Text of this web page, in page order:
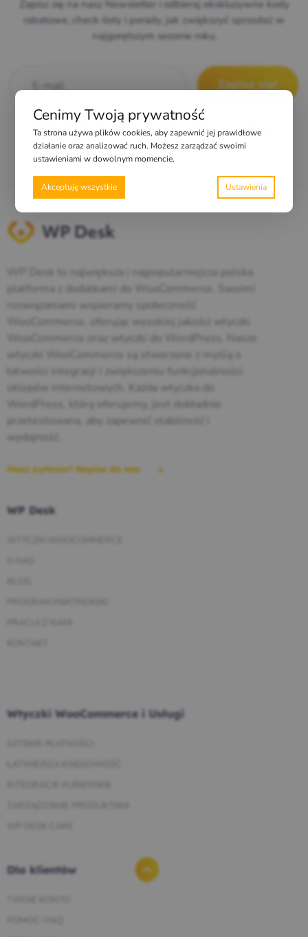
Zapisz się na nasz Newsletter i odbieraj ekskluzywne kody
rabatowe, check-listy i porady, jak zwiększyć sprzedaż w
najgorętszym sezonie roku.
E-mail*
Zapisując się, akceptujesz nasząpolitykę prywatności
WP Desk to największa i najpopularniejsza polska
platforma z dodatkami do WooCommerce. Swoimi
rozwiązaniami wspieramy społeczność
WooCommerce, oferując wysokiej jakości wtyczki
WooCommerce oraz wtyczki do WordPress. Nasze
wtyczki WooCommerce są stworzone z myślą o
łatwości integracji i zwiększeniu funkcjonalności
sklepów internetowych. Każda wtyczka do
WordPress, którą oferujemy, jest dokładnie
przetestowana, aby zapewnić stabilność i
wydajność.
Masz pytania? Napisz do nas
WP Desk
Wtyczki WooCommerce i Usługi
Dla klientów
Cenimy Twoją prywatność
Ta strona używa plików cookies, aby zapewnić jej prawidłowe
działanie oraz analizować ruch. Możesz zarządzać swoimi
ustawieniami w dowolnym momencie.
Akceptuję wszystkie